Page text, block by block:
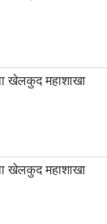
खेलकुद महाशाखा
खेलकुद महाशाखा